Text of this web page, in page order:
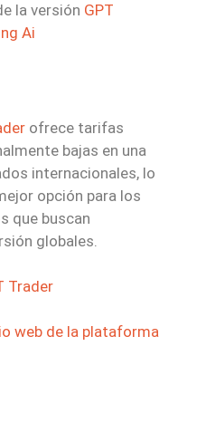
la versión GPT
Ai
ofrece tarifas
bajas en una
internacionales, lo
opción para los
que buscan
globales.
Trader
web de la plataforma